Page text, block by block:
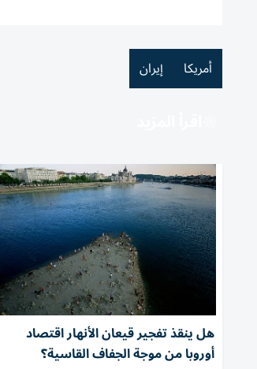
أمريكا إيران
هل ينقذ تفجير قيعان الأنهار اقتصاد
أوروبا من موجة الجفاف القاسية؟